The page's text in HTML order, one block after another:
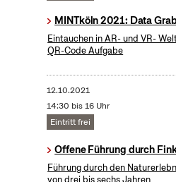
MINTköln 2021: Data
Eintauchen in AR- und VR-
QR-Code Aufgabe
12.10.2021
14:30 bis 16 Uhr
Eintritt frei
Offene Führung durch
Führung durch den